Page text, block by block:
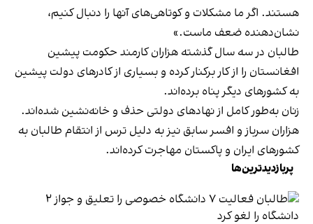
هستند. اگر ما مشکلات و کوتاهی‌های آنها را دنبال کنیم،
نشان‌دهنده ضعف ماست.»
طالبان در سه سال گذشته هزاران کارمند حکومت پیشین
افغانستان را از کار برکنار کرده‌ و بسیاری از کادرهای دولت پیشین
به کشورهای دیگر پناه برده‌اند.
زنان به‌طور کامل از نهادهای دولتی حذف و خانه‌نشین شده‌اند.
هزاران سرباز و افسر سابق نیز به دلیل ترس از انتقام طالبان به
کشورهای ایران و پاکستان مهاجرت کرده‌اند.
پربازدیدترین‌ها